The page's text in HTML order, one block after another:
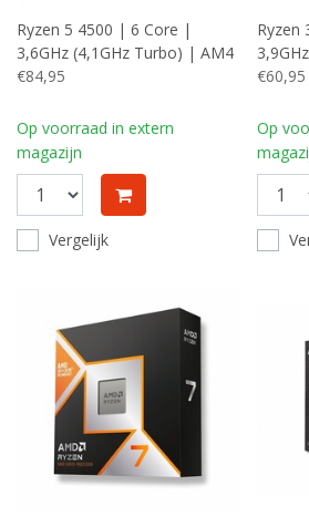
Ryzen 5 4500 | 6 Core |
3,6GHz (4,1GHz Turbo) | AM4
| Processor | CPU
€84,95
Op voorraad in extern
magazijn
Vergelijk
Ryzen
|€60,95
Op